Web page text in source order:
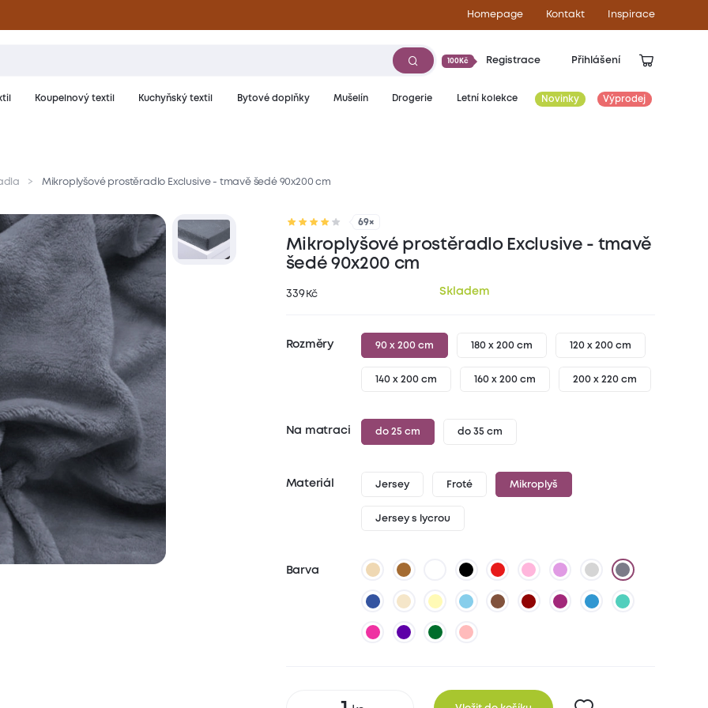
Homepage Kontakt Inspirace
100Kč Registrace Přihlášení
Koupelnový textil Kuchyňský textil Bytové doplňky Mušelín Drogerie Letní kolekce Novinky Výprodej
a péče Hodnocení
Mikroplyšové prostěradlo Exclusive - tmavě šedé 90x200 cm
69×
Mikroplyšové prostěradlo Exclusive - tmavě
šedé 90x200 cm
339 Kč Skladem
Rozměry 90 x 200 cm 180 x 200 cm 120 x 200 cm
140 x 200 cm 160 x 200 cm 200 x 220 cm
Na matraci do 25 cm do 35 cm
Materiál Jersey Froté Mikroplyš
Jersey s lycrou
Barva